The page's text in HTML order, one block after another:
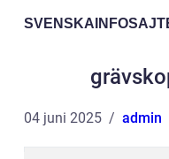
04 juni 2025 admin